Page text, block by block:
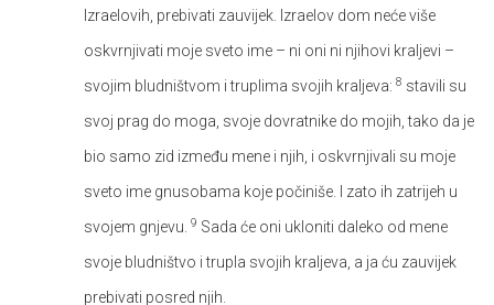
Izraelovih, prebivati zauvijek. Izraelov dom neće više
oskvrnjivati moje sveto ime – ni oni ni njihovi kraljevi –
svojim bludništvom i truplima svojih kraljeva: 8 stavili su
svoj prag do moga, svoje dovratnike do mojih, tako da je
bio samo zid između mene i njih, i oskvrnjivali su moje
sveto ime gnusobama koje počiniše. I zato ih zatrijeh u
svojem gnjevu. 9 Sada će oni ukloniti daleko od mene
svoje bludništvo i trupla svojih kraljeva, a ja ću zauvijek
prebivati posred njih.